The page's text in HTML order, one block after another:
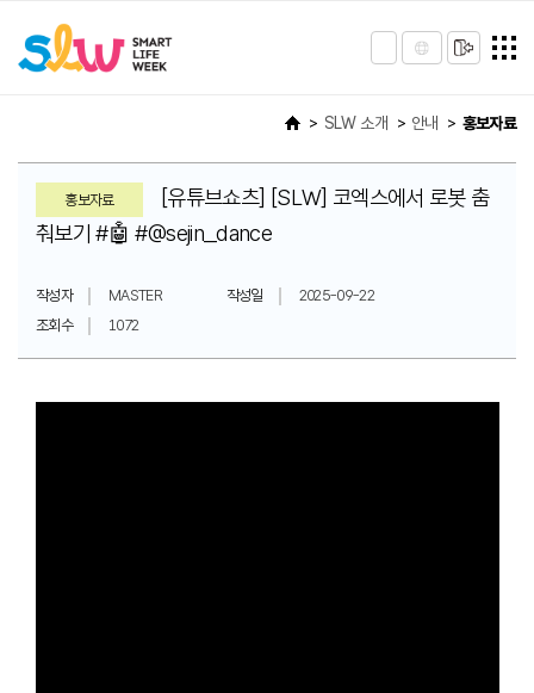
SLW 소개 안내 홍보자료
홍보자료
[유튜브쇼츠] [SLW] 코엑스에서 로봇 춤
춰보기 #🤖 #@sejin_dance
작성자 MASTER 작성일
2025-09-22
조회수
1072